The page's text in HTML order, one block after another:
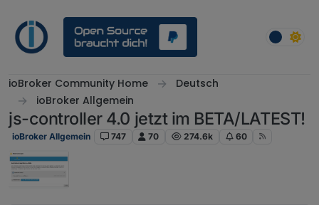
ioBroker Community Home
Deutsch
ioBroker Allgemein
js-controller 4.0 jetzt im BETA/LATEST!
ioBroker Allgemein 747 70 274.6k 60